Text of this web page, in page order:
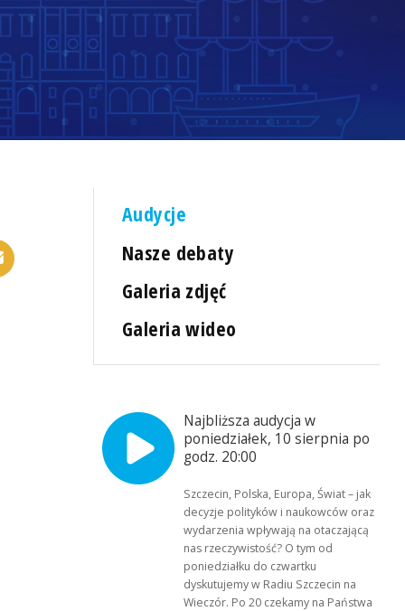
Audycje
Nasze debaty
Galeria zdjęć
Galeria wideo
Najbliższa audycja w
poniedziałek, 10 sierpnia po
godz. 20:00
Szczecin, Polska, Europa, Świat – jak
decyzje polityków i naukowców oraz
wydarzenia wpływają na otaczającą
nas rzeczywistość? O tym od
poniedziałku do czwartku
dyskutujemy w Radiu Szczecin na
Wieczór. Po 20 czekamy na Państwa